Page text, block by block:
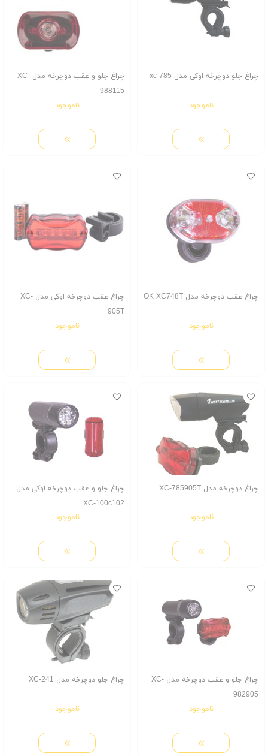
چراغ جلو دوچرخه اوکی مدل xc-785
ناموجود
چراغ جلو و عقب دوچرخه مدل XC-
988115
ناموجود
چراغ عقب دوچرخه مدل OK XC748T
ناموجود
چراغ عقب دوچرخه اوکی مدل XC-
905T
ناموجود
چراغ دوچرخه مدل XC-785905T
ناموجود
چراغ جلو و عقب دوچرخه اوکی مدل
XC-100c102
ناموجود
چراغ جلو و عقب دوچرخه مدل XC-
982905
ناموجود
چراغ جلو دوچرخه مدل XC-241
ناموجود